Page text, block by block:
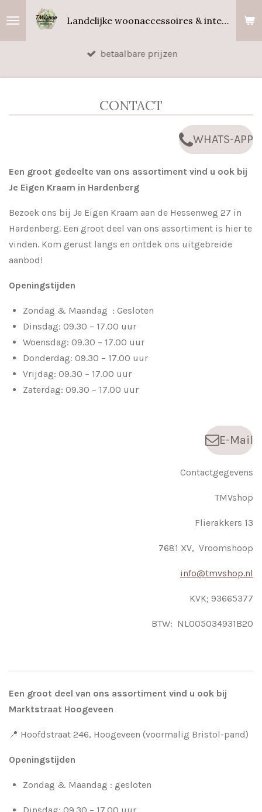
hoofdinhoud
Landelijke woonaccessoires & interieurgeuren
betaalbare prijzen
CONTACT
WHATS-APP
Een groot gedeelte van ons assortiment vind u ook bij
Je Eigen Kraam in Hardenberg
Bezoek ons bij Je Eigen Kraam aan de Hessenweg 27 in
Hardenberg. Een groot deel van ons assortiment is hier te
vinden. Kom gerust langs en ontdek ons uitgebreide
aanbod!
Openingstijden
Zondag & Maandag : Gesloten
Dinsdag: 09.30 – 17.00 uur
Woensdag: 09.30 – 17.00 uur
Donderdag: 09.30 – 17.00 uur
Vrijdag: 09.30 – 17.00 uur
Zaterdag: 09.30 – 17.00 uur
E-Mail
Contactgegevens
TMVshop
Flierakkers 13
7681 XV, Vroomshoop
info@tmvshop.nl
KVK; 93665377
BTW: NL005034931B20
Een groot deel van ons assortiment vind u ook bij
Marktstraat Hoogeveen
📍 Hoofdstraat 246, Hoogeveen (voormalig Bristol-pand)
Openingstijden
Zondag & Maandag : gesloten